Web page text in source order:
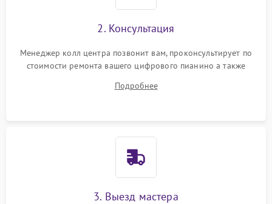
2. Консультация
Менеджер колл центра позвонит вам, проконсультирует по
стоимости ремонта вашего цифрового пианино а также
Подробнее
3. Выезд мастера